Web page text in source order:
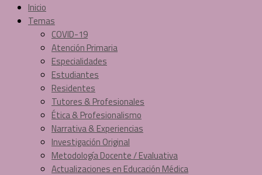
Inicio
Temas
COVID-19
Atención Primaria
Especialidades
Estudiantes
Residentes
Tutores & Profesionales
Ética & Profesionalismo
Narrativa & Experiencias
Investigación Original
Metodología Docente / Evaluativa
Actualizaciones en Educación Médica